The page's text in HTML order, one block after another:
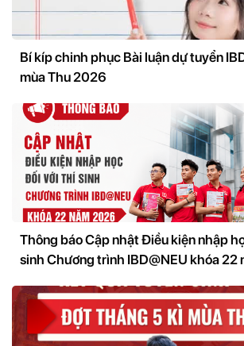
Bí kíp chinh phục Bài luận dự tuyển
mùa Thu 2026
Thông báo Cập nhật Điều kiện nhập
sinh Chương trình IBD@NEU khóa 22